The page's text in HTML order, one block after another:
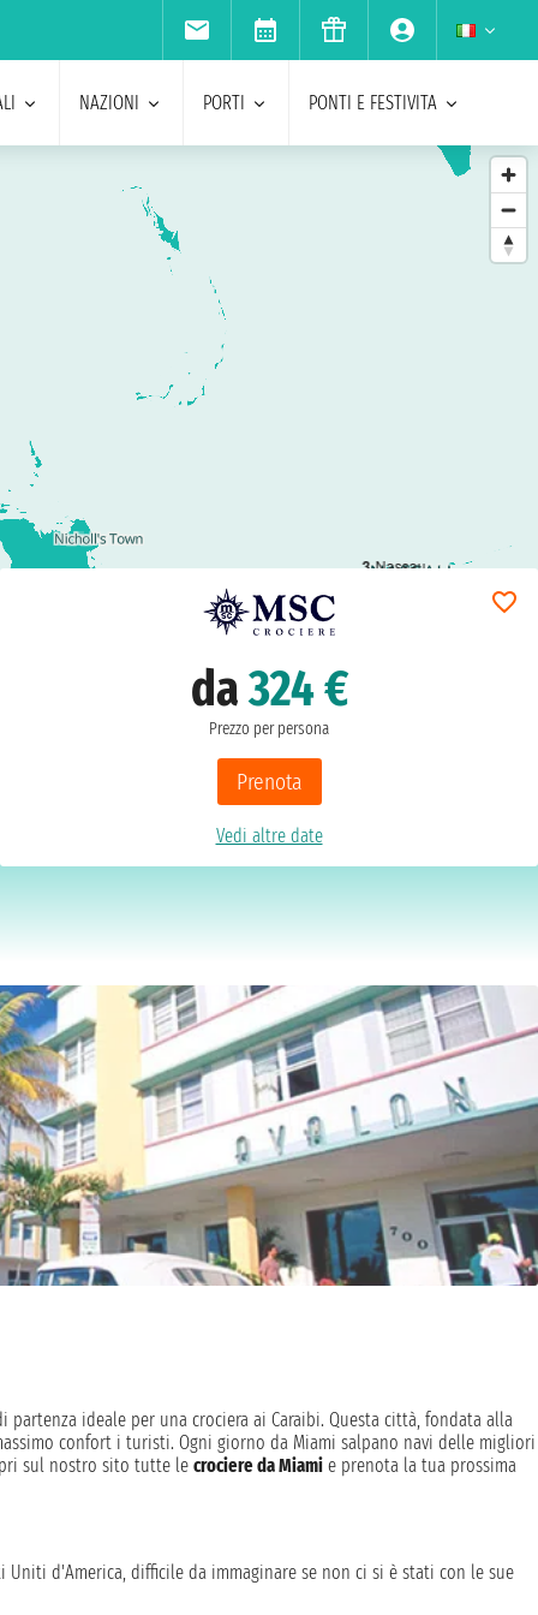
NAZIONI PORTI PONTI E FESTIVITA
3 Nassau
da324 €
Prezzo per persona
Prenota
Vedi altre date
ideale per una crociera ai Caraibi. Questa città, fondata alla
confort i turisti. Ogni giorno da Miami salpano navi delle migliori
sul nostro sito tutte le crociere da Miamie prenota la tua prossima
d'America, difficile da immaginare se non ci si è stati con le sue